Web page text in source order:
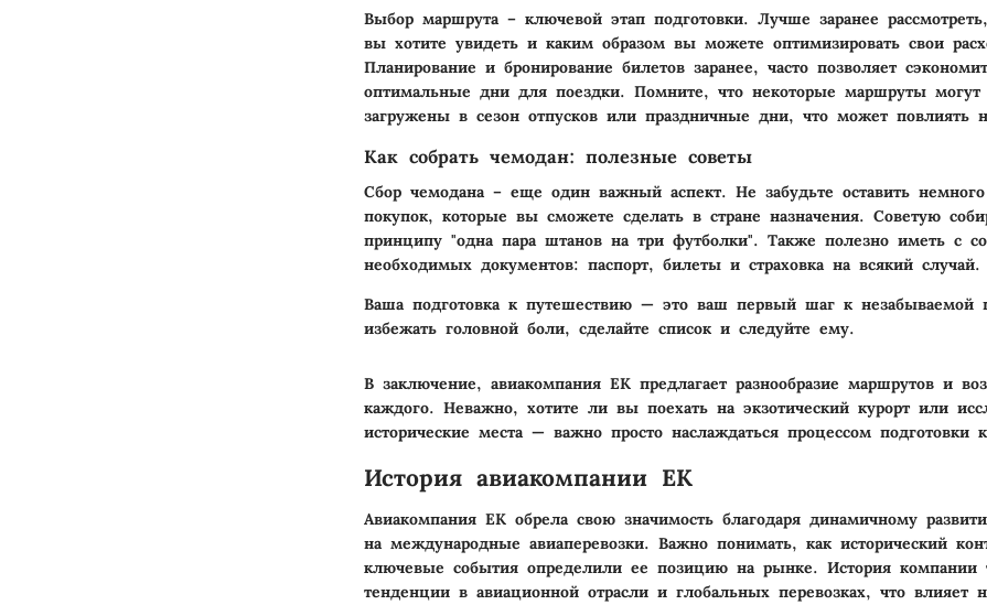
Выбор маршрута – ключевой этап подготовки. Лучше заранее
вы хотите увидеть и каким образом вы можете оптимизировать свои
Планирование и бронирование билетов заранее, часто позволяет
оптимальные дни для поездки. Помните, что некоторые маршруты могут
загружены в сезон отпусков или праздничные дни, что может повлиять
Как собрать чемодан: полезные советы
Сбор чемодана – еще один важный аспект. Не забудьте оставить
покупок, которые вы сможете сделать в стране назначения. Советую
принципу "одна пара штанов на три футболки". Также полезно иметь с
необходимых документов: паспорт, билеты и страховка на всякий случай.
Ваша подготовка к путешествию — это ваш первый шаг к незабываемой
избежать головной боли, сделайте список и следуйте ему.
В заключение, авиакомпания EK предлагает разнообразие маршрутов и
каждого. Неважно, хотите ли вы поехать на экзотический курорт или
исторические места — важно просто наслаждаться процессом подготовки
История авиакомпании EK
Авиакомпания EK обрела свою значимость благодаря динамичному
на международные авиаперевозки. Важно понимать, как исторический
ключевые события определили ее позицию на рынке. История компании
тенденции в авиационной отрасли и глобальных перевозках, что влияет